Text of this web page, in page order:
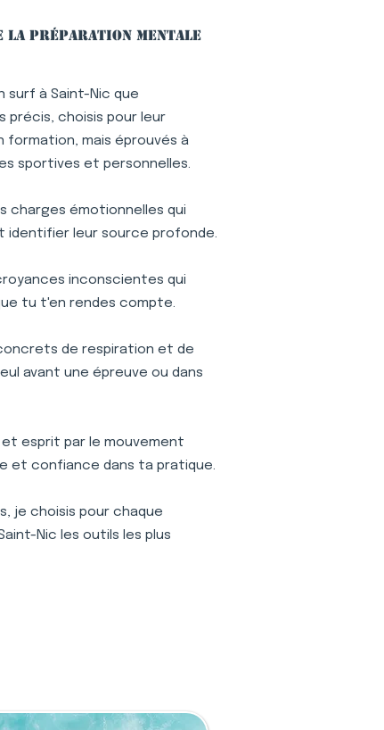
la préparation mentale
surf à Saint-Nic que
précis, choisis pour leur
formation, mais éprouvés à
sportives et personnelles.
charges émotionnelles qui
leur source profonde.
inconscientes qui
tu t'en rendes compte.
de respiration et de
avant une épreuve ou dans
esprit par le mouvement
et confiance dans ta pratique.
je choisis pour chaque
Nic les outils les plus